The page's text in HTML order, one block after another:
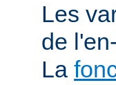
Les
de
La